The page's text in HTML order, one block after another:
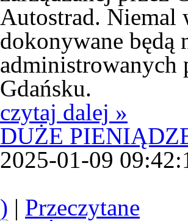
Autostrad. Niemal
dokonywane będą
administrowanych
Gdańsku.
czytaj dalej »
DUŻE
2025-01-09
) | Przeczytane